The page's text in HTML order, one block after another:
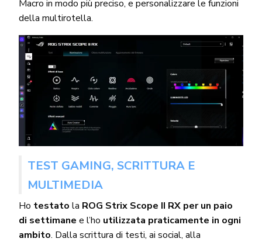
Macro in modo più preciso, e personalizzare le funzioni
della multirotella.
TEST GAMING, SCRITTURA E
MULTIMEDIA
Ho testato la ROG Strix Scope II RX per un paio
di settimane e l’ho utilizzata praticamente in ogni
ambito. Dalla scrittura di testi, ai social, alla